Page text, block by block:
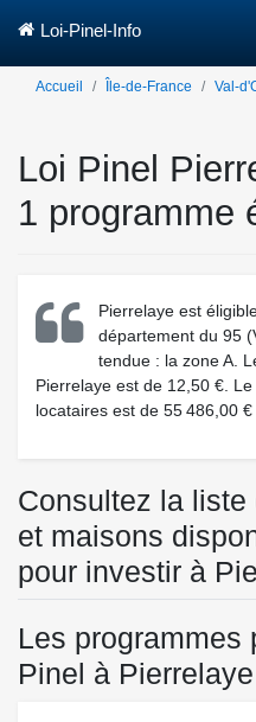
Loi-Pinel-Info
Accueil Île-de-France Val-
Loi Pinel
1 programme
Pierrelaye est
département du 95
tendue : la zone A.
Pierrelaye est de 12,50 €.
locataires est de 55 486,00
Consultez la
et maisons
pour investir à
Les programmes
Pinel à Pierrelaye